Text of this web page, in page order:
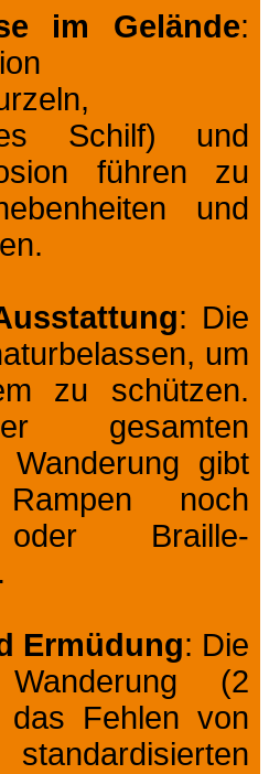
im Gelände:
Schilf) und
führen zu
und
: Die
um
zu schützen.
gesamten
Wanderung gibt
noch
Braille-
Ermüdung: Die
(2
das Fehlen von